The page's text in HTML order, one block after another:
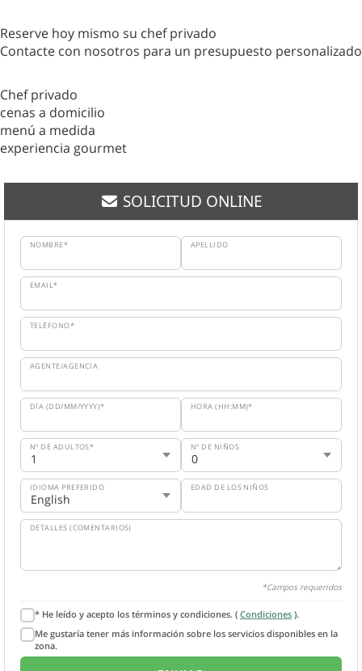
Reserve hoy mismo su chef privado
Contacte con nosotros para un presupuesto personalizado
Chef privado
cenas a domicilio
menú a medida
experiencia gourmet
SOLICITUD ONLINE
NOMBRE* APELLIDO
EMAIL*
TELÉFONO*
AGENTE/AGENCIA
DÍA (DD/MM/YYYY)* HORA (HH:MM)*
Nº DE ADULTOS* Nº DE NIÑOS
IDIOMA PREFERIDO EDAD DE LOS NIÑOS
DETALLES (COMENTARIOS)
*Campos requeridos
* He leído y acepto los términos y condiciones. ( Condiciones ).
Me gustaría tener más información sobre los servicios disponibles en la
zona.